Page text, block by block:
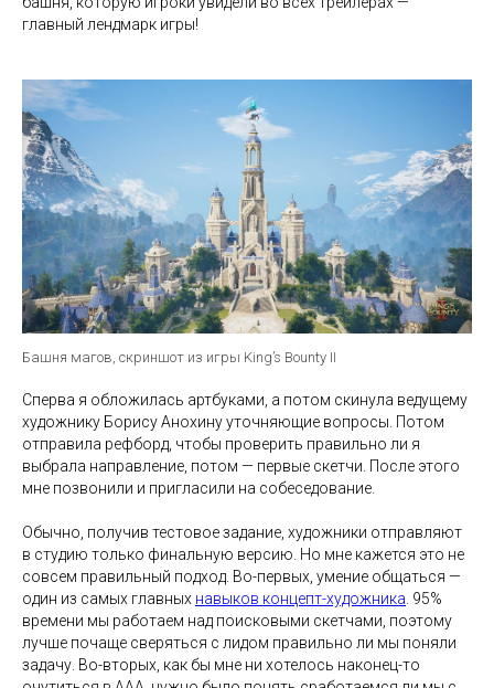
главный лендмарк игры!
Башня магов, скриншот из игры King’s Bounty II
Сперва я обложилась артбуками, а потом скинула ведущему
художнику Борису Анохину уточняющие вопросы. Потом
отправила рефборд, чтобы проверить правильно ли я
выбрала направление, потом — первые скетчи. После этого
мне позвонили и пригласили на собеседование.
Обычно, получив тестовое задание, художники отправляют
в студию только финальную версию. Но мне кажется это не
совсем правильный подход. Во-первых, умение общаться —
один из самых главных навыков концепт-художника . 95%
времени мы работаем над поисковыми скетчами, поэтому
лучше почаще сверяться с лидом правильно ли мы поняли
задачу. Во-вторых, как бы мне ни хотелось наконец-то